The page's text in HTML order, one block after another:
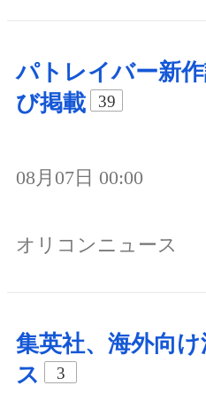
パトレイバー新
び掲載
39
08月07日 00:00
オリコンニュース
集英社、海外向
ス
3